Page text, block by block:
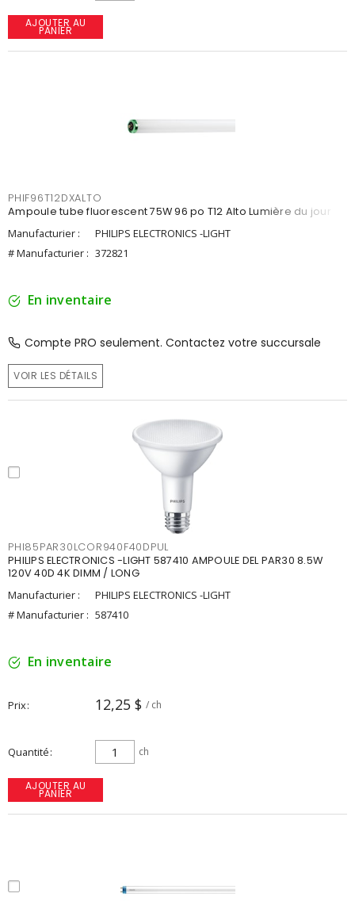
AJOUTER AU
PANIER
PHIF96T12DXALTO
Ampoule tube fluorescent 75W 96 po T12 Alto Lumière du jour
Manufacturier :
PHILIPS ELECTRONICS -LIGHT
# Manufacturier : 372821
En inventaire
Compte PRO seulement. Contactez votre succursale
VOIR LES DÉTAILS
PHI85PAR30LCOR940F40DPUL
PHILIPS ELECTRONICS -LIGHT 587410 AMPOULE DEL PAR30 8.5W
120V 40D 4K DIMM / LONG
Manufacturier :
PHILIPS ELECTRONICS -LIGHT
# Manufacturier : 587410
En inventaire
Prix 12,25 $ / ch
Quantité ch
AJOUTER AU
PANIER